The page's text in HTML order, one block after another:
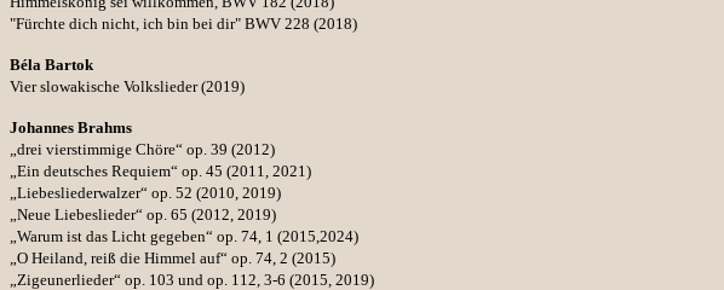
"Fürchte dich nicht, ich bin bei dir" BWV 228 (2018)
Béla Bartok
Vier slowakische Volkslieder (2019)
Johannes Brahms
„drei vierstimmige Chöre“ op. 39 (2012)
„Ein deutsches Requiem“ op. 45 (2011, 2021)
„Liebesliederwalzer“ op. 52 (2010, 2019)
„Neue Liebeslieder“ op. 65 (2012, 2019)
„Warum ist das Licht gegeben“ op. 74, 1 (2015,2024)
„O Heiland, reiß die Himmel auf“ op. 74, 2 (2015)
„Zigeunerlieder“ op. 103 und op. 112, 3-6 (2015, 2019)